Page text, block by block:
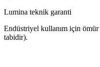
Lumina teknik garanti
Endüstriyel kullanım için
tabidir).